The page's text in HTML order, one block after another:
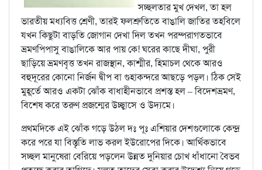
সচ্ছলতার মুখ দেখল, তা হল
ভারতীয় মধ্যবিত্ত শ্রেণী, তারই ফলশ্রুতিতে বাঙালি জাতির তহবিলে
যখন কিছুটা বাড়তি জোগান দেখা দিল তখন পরম্পরাগতভাবে
ভ্রমণপিপাসু বাঙালিকে আর পায় কে! ঘরের কাছে দীঘা, পুরী
ছাড়িয়ে ভ্রমণবৃত্ত তখন রাজস্থান, কাশ্মীর, হিমাচল থেকে আরও
বহুদূরের কোনো নির্জন দ্বীপ বা গুহাকন্দরে আছড়ে পড়ল। ঠিক সেই
মুহূর্তে আরও একটা ঝোঁক বাধাহীনভাবে প্রশস্ত হল – বিদেশভ্রমণ,
বিশেষ করে তরুণ প্রজন্মের উচ্ছ্বাসে ও উদ্যমে।
প্রথমদিকে এই ঝোঁক গড়ে উঠল দঃ পূঃ এশিয়ার দেশগুলোকে কেন্দ্র
করে পরে যা বিস্তৃতি লাভ করল ইউরোপের দিকে। আর্থিকভাবে
সচ্ছল মানুষেরা বেরিয়ে পড়লেন উন্নত দুনিয়ার চোখ ধাঁধানো বৈভব